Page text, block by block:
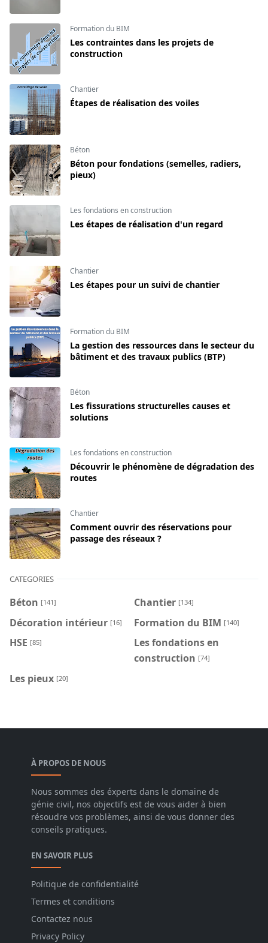
Formation du BIM
Les contraintes dans les projets de
construction
Chantier
Étapes de réalisation des voiles
Béton
Béton pour fondations (semelles, radiers,
pieux)
Les fondations en construction
Les étapes de réalisation d'un regard
Chantier
Les étapes pour un suivi de chantier
Formation du BIM
La gestion des ressources dans le secteur du
bâtiment et des travaux publics (BTP)
Béton
Les fissurations structurelles causes et
solutions
Les fondations en construction
Découvrir le phénomène de dégradation des
routes
Chantier
Comment ouvrir des réservations pour
passage des réseaux ?
CATEGORIES
Béton [141] Chantier [134]
Décoration intérieur [16] Formation du BIM [140]
HSE [85]
Les fondations en
construction [74]
Les pieux [20]
À PROPOS DE NOUS
Nous sommes des éxperts dans le domaine de
génie civil, nos objectifs est de vous aider à bien
résoudre vos problèmes, ainsi de vous donner des
conseils pratiques.
EN SAVOIR PLUS
Politique de confidentialité
Termes et conditions
Contactez nous
Privacy Policy